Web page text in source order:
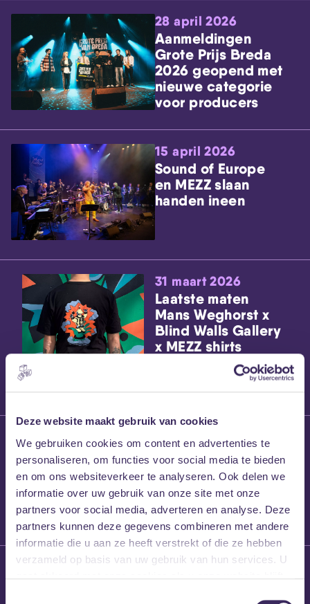
Deze website maakt gebruik van cookies
We gebruiken cookies om content en advertenties te
personaliseren, om functies voor social media te bieden
en om ons websiteverkeer te analyseren. Ook delen we
informatie over uw gebruik van onze site met onze
partners voor social media, adverteren en analyse. Deze
partners kunnen deze gegevens combineren met andere
informatie die u aan ze heeft verstrekt of die ze hebben
verzameld op basis van uw gebruik van hun services. U
28 april 2026
Aanmeldingen
Grote Prijs Breda
2026 geopend met
nieuwe categorie
voor producers
15 april 2026
Sound of Europe
en MEZZ slaan
handen ineen
31 maart 2026
Laatste maten
Mans Weghorst x
Blind Walls Gallery
x MEZZ shirts
27 maart 2026
Willem’s Blog:
Frans Kalf
26 maart 2026